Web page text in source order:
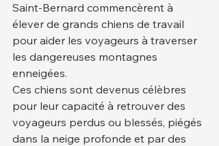
Saint-Bernard commencèrent à
élever de grands chiens de travail
pour aider les voyageurs à traverser
les dangereuses montagnes
enneigées.
Ces chiens sont devenus célèbres
pour leur capacité à retrouver des
voyageurs perdus ou blessés, piégés
dans la neige profonde et par des